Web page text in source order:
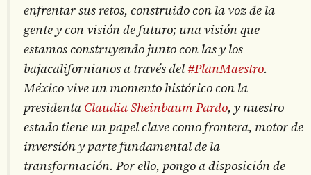
enfrentar sus retos, construido con la voz de la
gente y con visión de futuro; una visión que
estamos construyendo junto con las y los
bajacalifornianos a través del#PlanMaestro.
México vive un momento histórico con la
presidenta Claudia Sheinbaum Pardo, y nuestro
estado tiene un papel clave como frontera, motor de
inversión y parte fundamental de la
transformación. Por ello, pongo a disposición de